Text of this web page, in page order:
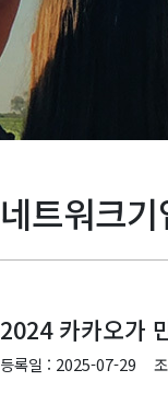
네트워크
2024 카카오가
등록일 : 2025-07-29